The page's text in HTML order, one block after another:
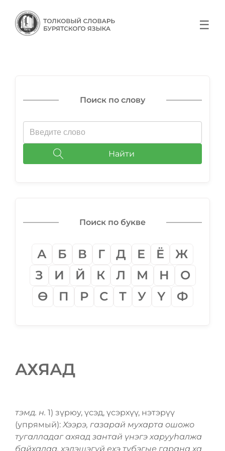
☰
Поиск по слову
Найти
Поиск по букве
А Б В Г Д Е Ё
Ж
З
И Й К Л М Н
О
Ѳ
П Р С Т У Ү Ф
АХЯАД
тэмд. н. 1) зүрюу, үсэд, үсэрхүү, нэтэрүү
(упрямый): Хээрэ, газарай мухарта ошожо
тугалладаг ахяад зантай үнэгэ харууһалжа
байхадаа, хэлэшэгүй ехэ түбэгые гарана ха